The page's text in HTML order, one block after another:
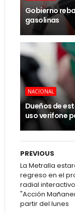
Gobierno
gasolinas
NACIONAL
Dueños de
uso verifone
PREVIOUS
La Metralla
regreso en el
radial
"Acción
partir del lunes